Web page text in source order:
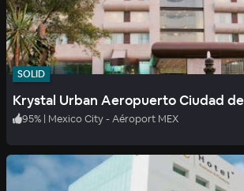
SOLID
Krystal Urban Aeropuerto Ciudad
95% | Mexico City - Aéroport MEX